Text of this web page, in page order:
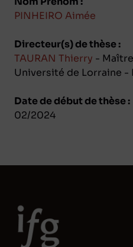
PINHEIRO Aimée
Directeur(s) de thèse :
TAURAN Thierry -
Université de Lorraine -
Date de début de thèse :
02/2024